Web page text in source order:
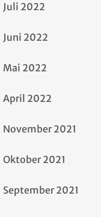
Juli 2022
Juni 2022
Mai 2022
April 2022
November 2021
Oktober 2021
September 2021